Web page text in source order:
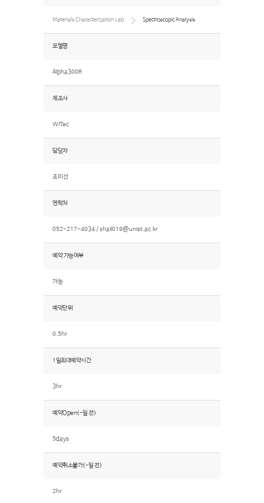
Materials Characterization Lab Spectroscopic Analysis
모델명
Alpha300R
제조사
WITec
담당자
조미선
연락처
052-217-4034 /shail019@unist.ac.kr
예약 가능여부
가능
예약단위
0.5hr
1일최대예약시간
3hr
예약Open(~일 전)
5days
예약취소불가(~일 전)
2hr